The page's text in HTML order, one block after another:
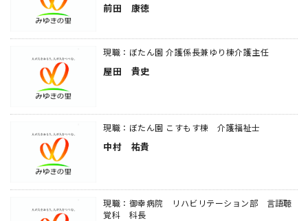
前田 康徳
現職：ぼたん園 介護係長兼ゆり棟介護主任
屋田 貴史
現職：ぼたん園 こすもす棟 介護福祉士
中村 祐貴
現職：御幸病院 リハビリテーション部 言語聴
覚科 科長